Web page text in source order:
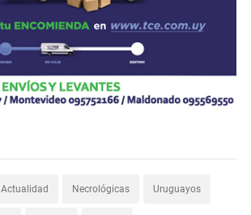
Actualidad Necrológicas Uruguayos